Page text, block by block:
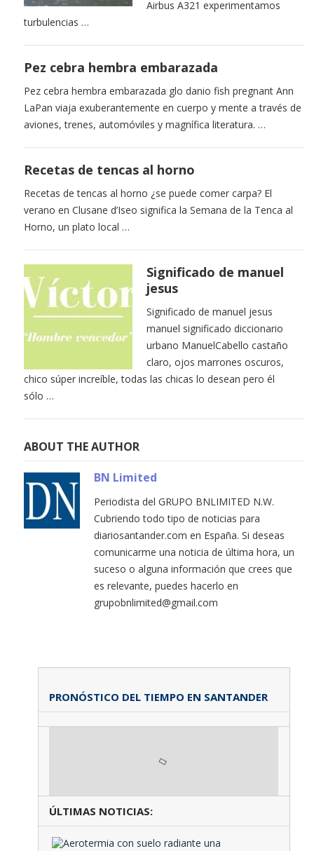
Airbus A321 experimentamos
turbulencias …
Pez cebra hembra embarazada
Pez cebra hembra embarazada glo danio fish pregnant Ann
LaPan viaja exuberantemente en cuerpo y mente a través de
aviones, trenes, automóviles y magnífica literatura. …
Recetas de tencas al horno
Recetas de tencas al horno ¿se puede comer carpa? El
verano en Clusane d’Iseo significa la Semana de la Tenca al
Horno, un plato local …
Significado de manuel
jesus
Significado de manuel jesus
manuel significado diccionario
urbano ManuelCabello castaño
claro, ojos marrones oscuros,
chico súper increíble, todas las chicas lo desean pero él
sólo …
ABOUT THE AUTHOR
BN Limited
Periodista del GRUPO BNLIMITED N.W.
Cubriendo todo tipo de noticias para
diariosantander.com en España. Si deseas
comunicarme una noticia de última hora, un
suceso o alguna información que crees que
es relevante, puedes hacerlo en
grupobnlimited@gmail.com
PRONÓSTICO DEL TIEMPO EN SANTANDER
ÚLTIMAS NOTICIAS: